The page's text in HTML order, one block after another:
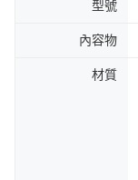
型號
內容物
材質